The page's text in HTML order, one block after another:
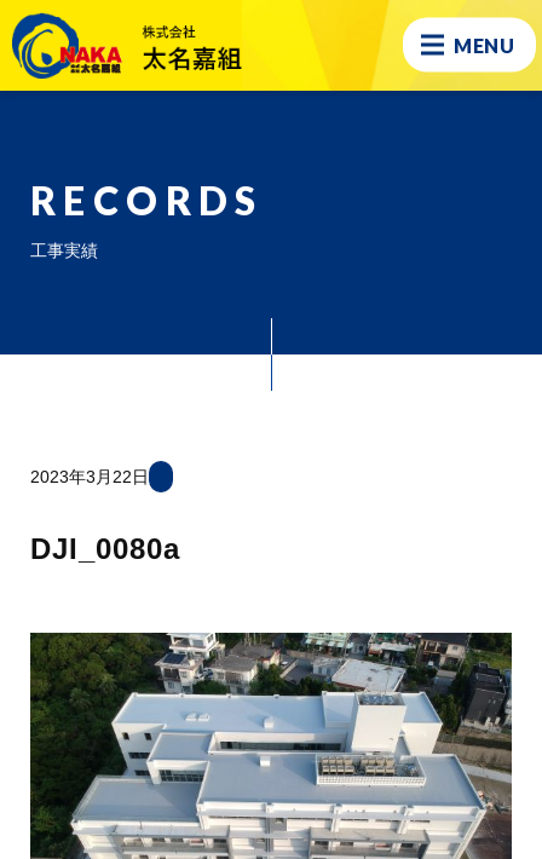
MENU
RECORDS
工事実績
2023年3月22日
DJI_0080a